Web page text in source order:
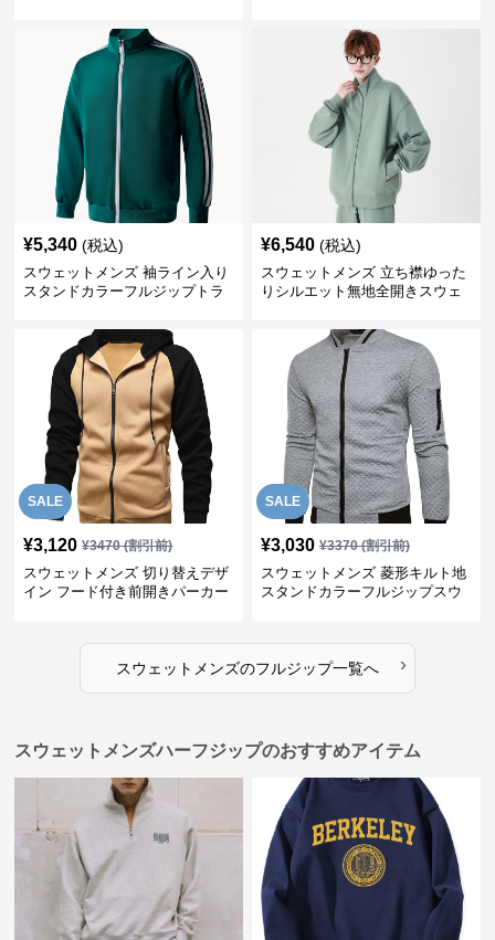
¥5,340 (税込)
スウェットメンズ 袖ライン入り
スタンドカラーフルジップトラ
¥6,540 (税込)
スウェットメンズ 立ち襟ゆった
りシルエット無地全開きスウェ
SALE
¥3,120 ¥3470(割引前)
スウェットメンズ 切り替えデザ
イン フード付き前開きパーカー
SALE
¥3,030 ¥3370(割引前)
スウェットメンズ 菱形キルト地
スタンドカラーフルジップスウ
スウェットメンズのフルジップ一覧へ ›
スウェットメンズハーフジップのおすすめアイテム